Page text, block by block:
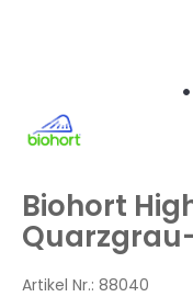
Zum
Anfang
springen
Biohort
Artikel Nr.: 88040